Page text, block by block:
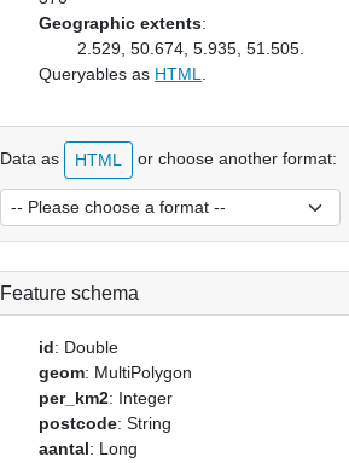
Geographic extents:
2.529, 50.674, 5.935, 51.505.
Queryables as HTML
Data as HTML or choose another format:
Feature schema
id: Double
geom: MultiPolygon
per_km2: Integer
postcode: String
aantal: Long